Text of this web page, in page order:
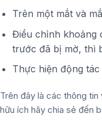
Trên một mắt và
Điều chỉnh khoảng
trước đã bị mờ, thì
Thực hiện động
Trên đây là các thông
hữu ích hãy chia sẻ đến